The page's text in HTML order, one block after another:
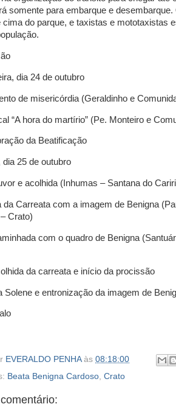
somente para embarque e
cima do parque, e taxistas e mototaxistas
dia 24 de outubro
de misericórdia (Geraldinho e
“A hora do martírio” (Pe. Monteiro e
da Beatificação
dia 25 de outubro
e acolhida (Inhumas – Santana do
da Carreata com a imagem de Benigna
Crato)
com o quadro de Benigna
da carreata e início da procissão
Solene e entronização da imagem de
EVERALDO PENHA às 08:18:00
Beata Benigna Cardoso Crato